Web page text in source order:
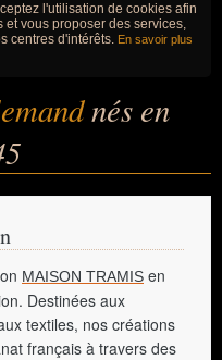
l'utilisation de cookies afin
vous proposer des services,
centres d'intérêts. En savoir plus
nés en
MAISON TRAMIS en
Destinées aux
textiles, nos créations
français à travers des